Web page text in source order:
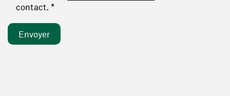
contact. *